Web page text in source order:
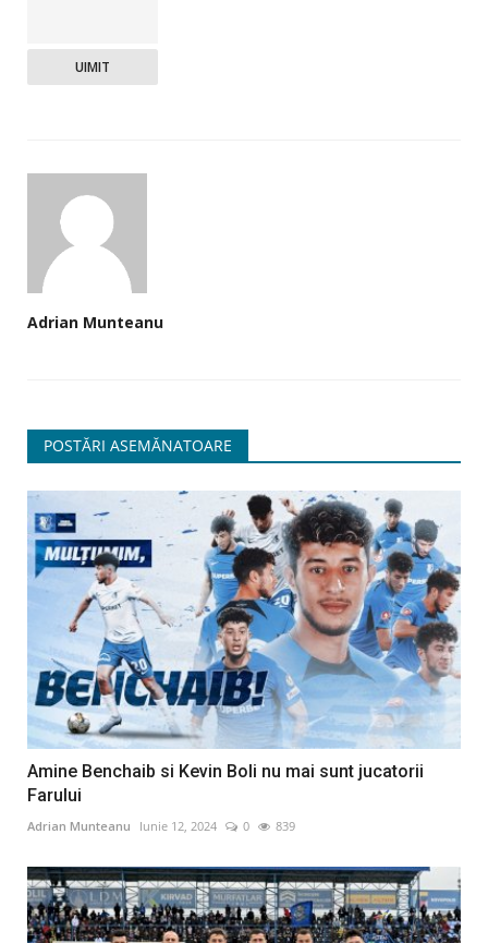
UIMIT
Adrian Munteanu
POSTĂRI ASEMĂNATOARE
Amine Benchaib si Kevin Boli nu mai sunt jucatorii
Farului
Adrian Munteanu Iunie 12, 2024 0 839